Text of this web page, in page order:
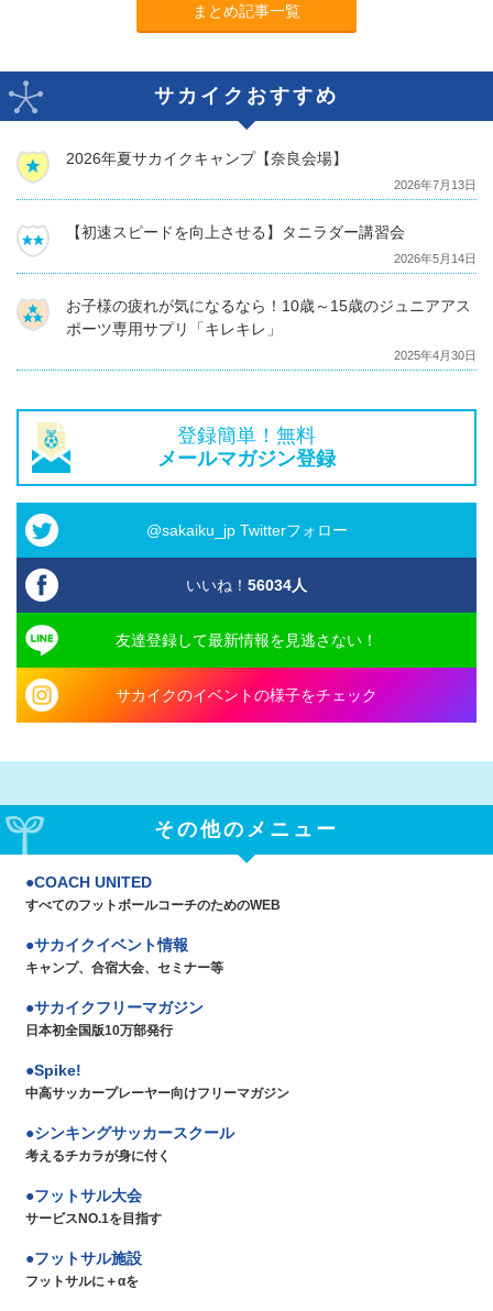
まとめ記事一覧
サカイクおすすめ
2026年夏サカイクキャンプ【奈良会場】
2026年7月13日
【初速スピードを向上させる】タニラダー講習会
2026年5月14日
お子様の疲れが気になるなら！10歳～15歳のジュニアアス
ポーツ専用サプリ「キレキレ」
2025年4月30日
登録簡単！無料
メールマガジン登録
@sakaiku_jp Twitterフォロー
いいね！ 56034人
友達登録して最新情報を見逃さない！
サカイクのイベントの様子をチェック
その他のメニュー
COACH UNITED
すべてのフットボールコーチのためのWEB
サカイクイベント情報
キャンプ、合宿大会、セミナー等
サカイクフリーマガジン
日本初全国版10万部発行
Spike!
中高サッカープレーヤー向けフリーマガジン
シンキングサッカースクール
考えるチカラが身に付く
フットサル大会
サービスNO.1を目指す
フットサル施設
フットサルに＋αを